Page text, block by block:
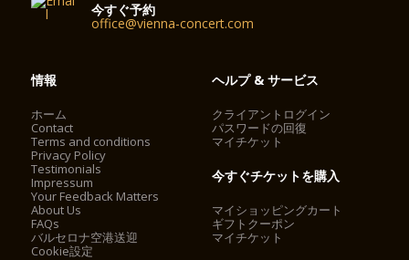
今すぐ予約
office@vienna-concert.com
情報
ホーム
Contact
Terms and conditions
Privacy Policy
Testimonials
Impressum
Your Feedback Matters
About Us
FAQs
バルセロナ空港送迎
Cookie設定
ヘルプ & サービス
クライアントログイン
パスワードの回復
マイチケット
今すぐチケットを購入
マイショッピングカート
ギフトクーポン
マイチケット